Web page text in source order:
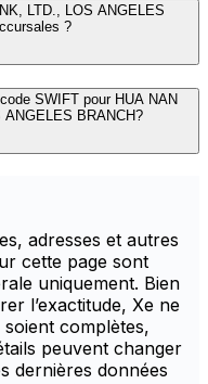
LTD., LOS ANGELES
?
SWIFT pour HUA NAN
BRANCH?
adresses et autres
cette page sont
uniquement. Bien
l’exactitude, Xe ne
complètes,
peuvent changer
dernières données